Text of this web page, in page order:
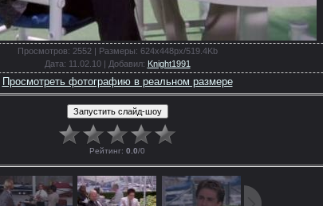
Просмотров: 2552 | Размеры: 624x448px/519.4Kb
Дата: 11.02.10 | Добавил: Knight1991
Просмотреть фотографию в реальном размере
Рейтинг: 0.0/0